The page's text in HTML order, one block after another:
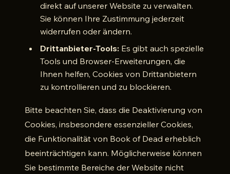
direkt auf unserer Website zu verwalten.
Sie können Ihre Zustimmung jederzeit
widerrufen oder ändern.
Drittanbieter-Tools: Es gibt auch spezielle
Tools und Browser-Erweiterungen, die
Ihnen helfen, Cookies von Drittanbietern
zu kontrollieren und zu blockieren.
Bitte beachten Sie, dass die Deaktivierung von
Cookies, insbesondere essenzieller Cookies,
die Funktionalität von Book of Dead erheblich
beeinträchtigen kann. Möglicherweise können
Sie bestimmte Bereiche der Website nicht